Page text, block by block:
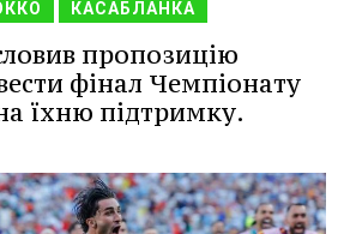
КАСАБЛАНКА
пропозицію
фінал Чемпіонату
їхню підтримку.